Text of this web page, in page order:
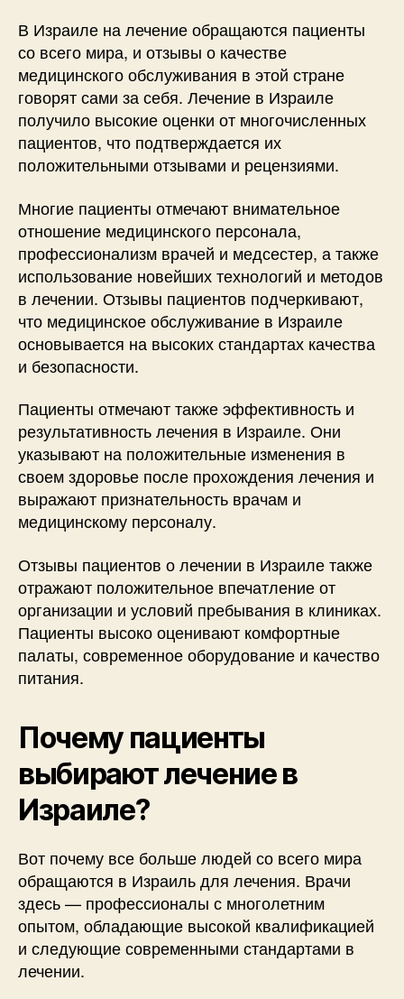
В Израиле на лечение обращаются пациенты
со всего мира, и отзывы о качестве
медицинского обслуживания в этой стране
говорят сами за себя. Лечение в Израиле
получило высокие оценки от многочисленных
пациентов, что подтверждается их
положительными отзывами и рецензиями.
Многие пациенты отмечают внимательное
отношение медицинского персонала,
профессионализм врачей и медсестер, а также
использование новейших технологий и методов
в лечении. Отзывы пациентов подчеркивают,
что медицинское обслуживание в Израиле
основывается на высоких стандартах качества
и безопасности.
Пациенты отмечают также эффективность и
результативность лечения в Израиле. Они
указывают на положительные изменения в
своем здоровье после прохождения лечения и
выражают признательность врачам и
медицинскому персоналу.
Отзывы пациентов о лечении в Израиле также
отражают положительное впечатление от
организации и условий пребывания в клиниках.
Пациенты высоко оценивают комфортные
палаты, современное оборудование и качество
питания.
Почему пациенты
выбирают лечение в
Израиле?
Вот почему все больше людей со всего мира
обращаются в Израиль для лечения. Врачи
здесь — профессионалы с многолетним
опытом, обладающие высокой квалификацией
и следующие современными стандартами в
лечении.